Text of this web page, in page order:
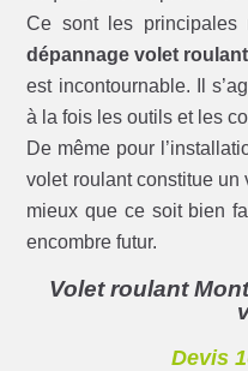
Ce sont les
dépannage volet roulant
est incontournable. Il
à la fois les outils et les
De même pour
volet roulant constitue un
mieux que ce soit bien
encombre futur.
Volet roulant
Devis